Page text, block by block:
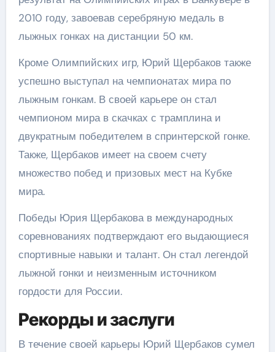
2010 году, завоевав серебряную медаль в
лыжных гонках на дистанции 50 км.
Кроме Олимпийских игр, Юрий Щербаков также
успешно выступал на чемпионатах мира по
лыжным гонкам. В своей карьере он стал
чемпионом мира в скачках с трамплина и
двукратным победителем в спринтерской гонке.
Также, Щербаков имеет на своем счету
множество побед и призовых мест на Кубке
мира.
Победы Юрия Щербакова в международных
соревнованиях подтверждают его выдающиеся
спортивные навыки и талант. Он стал легендой
лыжной гонки и неизменным источником
гордости для России.
Рекорды и заслуги
В течение своей карьеры Юрий Щербаков сумел